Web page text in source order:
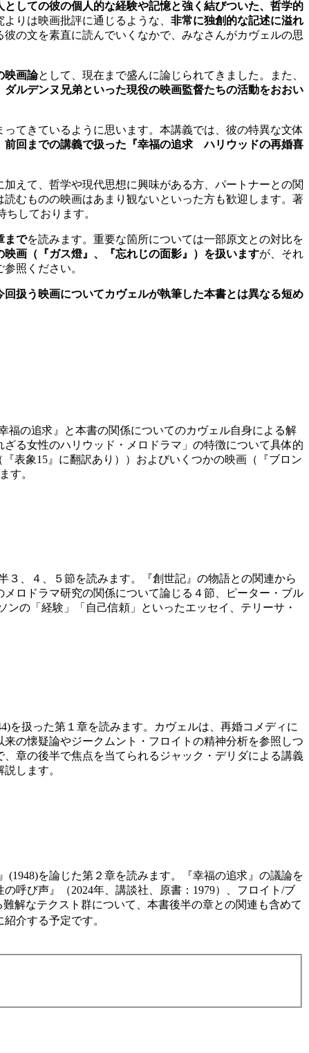
としての彼の個人的な経験や記憶と強く結びついた、哲学的
りは映画批評に通じるような、 非常に独創的な記述に溢れ
の文を素直に読んでいくなかで、みなさんがカヴェルの思
映画論として、現在まで盛んに論じられてきました。また、
ルデンヌ兄弟といった現役の映画監督たちの活動をおおい
てきているように思います。本講義では、彼の特異な文体
前回までの講義で扱った『幸福の追求 ハリウッドの再婚喜
えて、哲学や現代思想に興味がある方、パートナーとの関
むものの映画はあまり観ないといった方も歓迎します。著
しております。
までを読みます。重要な箇所については一部原文との対比を
画（『ガス燈』、『忘れじの面影』）を扱いますが、それ
照ください。
扱う映画についてカヴェルが執筆した本書とは異なる短め
福の追求』と本書の関係についてのカヴェル自身による解
る女性のハリウッド・メロドラマ」の特徴について具体的
表象15』に翻訳あり））およびいくつかの映画（『ブロン
す。
３、４、５節を読みます。『創世記』の物語との関連から
ロドラマ研究の関係について論じる４節、ピーター・ブル
の「経験」「自己信頼」といったエッセイ、テリーサ・
を扱った第１章を読みます。カヴェルは、再婚コメディに
の懐疑論やジークムント・フロイトの精神分析を参照しつ
章の後半で焦点を当てられるジャック・デリダによる講義
します。
を論じた第２章を読みます。『幸福の追求』の議論を
呼び声』（2024年、講談社、原書：1979）、フロイト/ブ
解なテクスト群について、本書後半の章との関連も含めて
介する予定です。